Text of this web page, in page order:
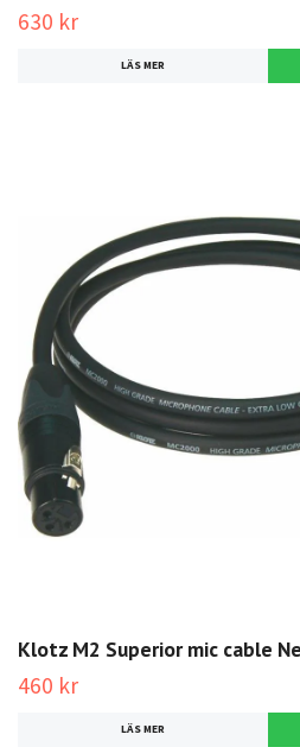
630 kr
LÄS MER
Klotz M2 Superior mic cable
460 kr
LÄS MER